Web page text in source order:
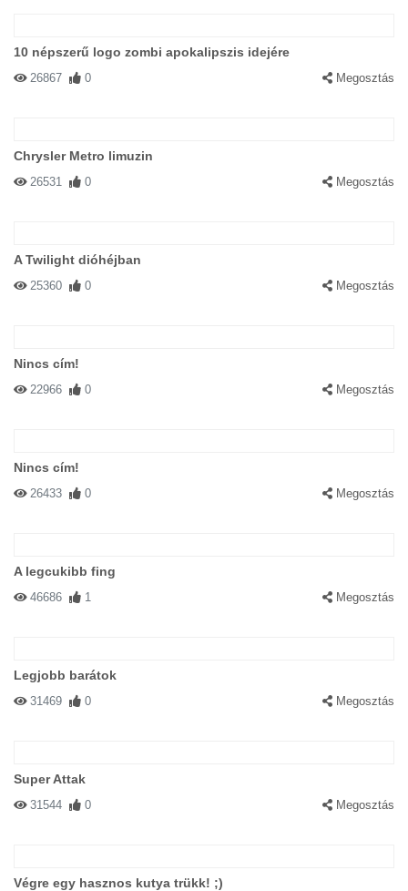
10 népszerű logo zombi apokalipszis idejére
26867 0 Megosztás
Chrysler Metro limuzin
26531 0 Megosztás
A Twilight dióhéjban
25360 0 Megosztás
Nincs cím!
22966 0 Megosztás
Nincs cím!
26433 0 Megosztás
A legcukibb fing
46686 1 Megosztás
Legjobb barátok
31469 0 Megosztás
Super Attak
31544 0 Megosztás
Végre egy hasznos kutya trükk! ;)